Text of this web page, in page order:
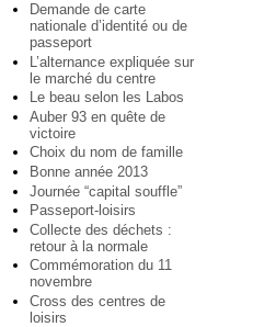
Demande de carte
nationale d’identité ou de
passeport
L’alternance expliquée sur
le marché du centre
Le beau selon les Labos
Auber 93 en quête de
victoire
Choix du nom de famille
Bonne année 2013
Journée “capital souffle”
Passeport-loisirs
Collecte des déchets :
retour à la normale
Commémoration du 11
novembre
Cross des centres de
loisirs